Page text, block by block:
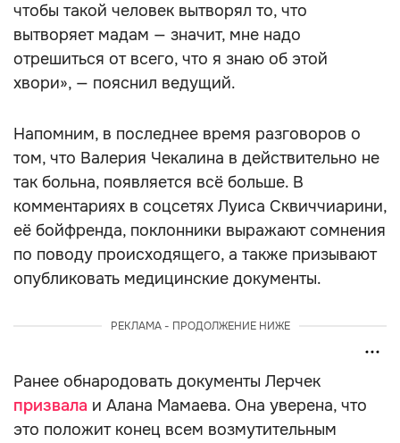
чтобы такой человек вытворял то, что
вытворяет мадам — значит, мне надо
отрешиться от всего, что я знаю об этой
хвори», — пояснил ведущий.
Напомним, в последнее время разговоров о
том, что Валерия Чекалина в действительно не
так больна, появляется всё больше. В
комментариях в соцсетях Луиса Сквиччиарини,
её бойфренда, поклонники выражают сомнения
по поводу происходящего, а также призывают
опубликовать медицинские документы.
РЕКЛАМА - ПРОДОЛЖЕНИЕ НИЖЕ
Ранее обнародовать документы Лерчек
призвала и Алана Мамаева. Она уверена, что
это положит конец всем возмутительным